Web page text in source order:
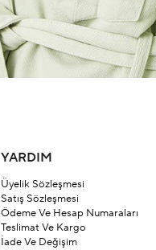
YARDIM
Üyelik Sözleşmesi
Satış Sözleşmesi
Ödeme Ve Hesap Numaraları
Teslimat Ve Kargo
İade Ve Değişim